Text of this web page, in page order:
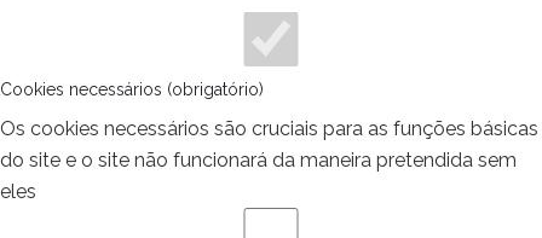
Cookies necessários (obrigatório)
Os cookies necessários são cruciais para as funções básicas
do site e o site não funcionará da maneira pretendida sem
eles